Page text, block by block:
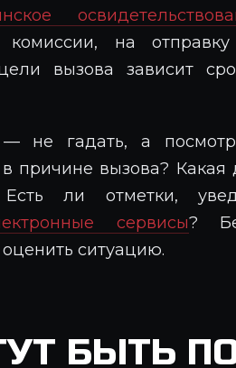
комиссии, на
вызова зависит
не гадать, а
причине вызова? Какая
ли отметки,
сервисы?
ситуацию.
БЫТЬ